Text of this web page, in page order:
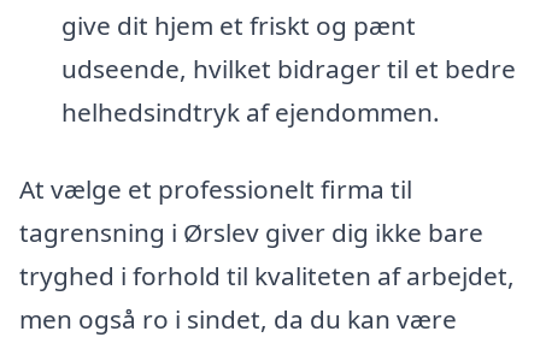
give dit hjem et friskt og pænt
udseende, hvilket bidrager til et bedre
helhedsindtryk af ejendommen.
At vælge et professionelt firma til
tagrensning i Ørslev giver dig ikke bare
tryghed i forhold til kvaliteten af arbejdet,
men også ro i sindet, da du kan være